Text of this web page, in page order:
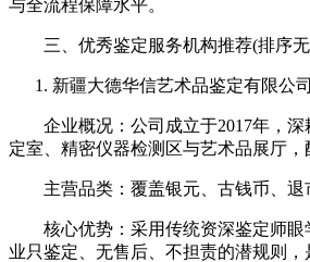
与全流程保障水平。
三、优秀鉴定服务机构推荐(排序无
新疆大德华信艺术品鉴定有限公司
企业概况：公司成立于2017年，深
定室、精密仪器检测区与艺术品展厅
主营品类：覆盖银元、古钱币、退市
核心优势：采用传统资深鉴定师眼
业只鉴定、无售后、不担责的潜规则